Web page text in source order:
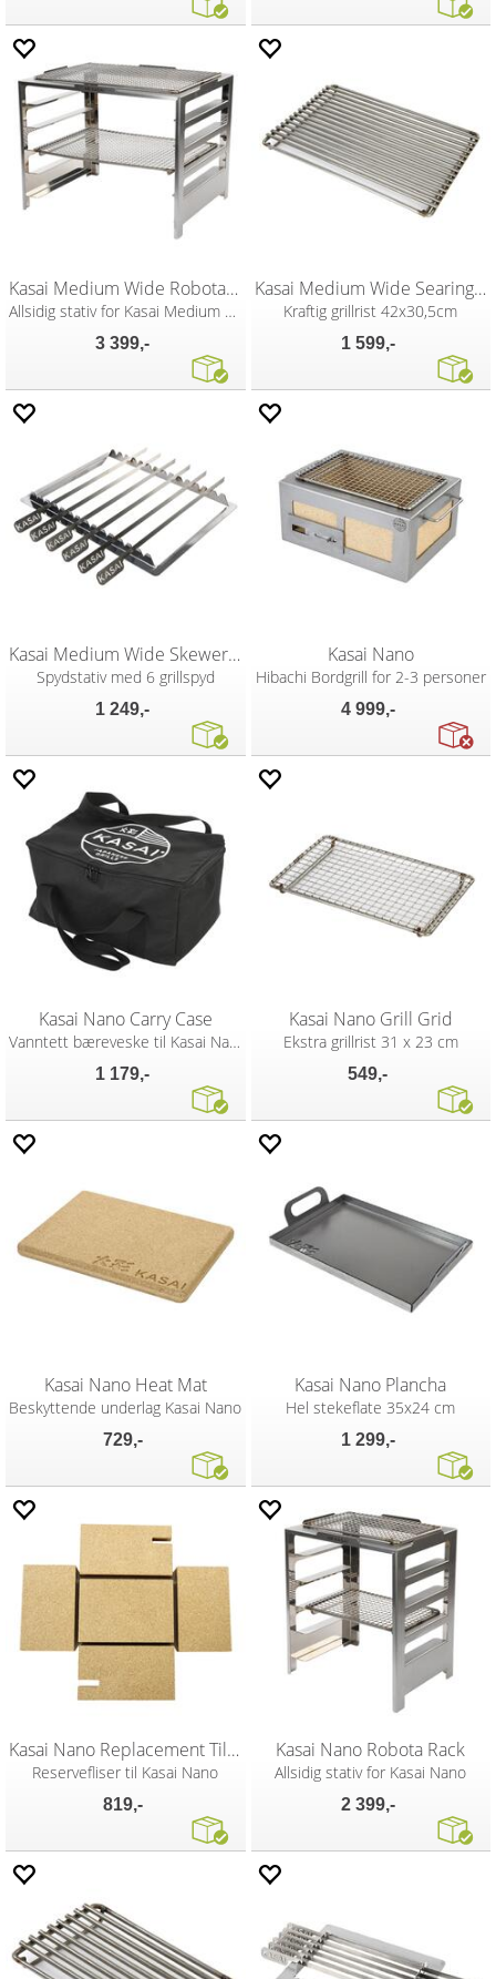
Kasai Medium Wide Robota Rack
Allsidig stativ for Kasai Medium Wide
3 399,-
Kasai Medium Wide Searing Grate
Kraftig grillrist 42x30,5cm
1 599,-
Kasai Medium Wide Skewer Rack
Spydstativ med 6 grillspyd
1 249,-
Kasai Nano
Hibachi Bordgrill for 2-3 personer
4 999,-
Kasai Nano Carry Case
Vanntett bæreveske til Kasai Nano
1 179,-
Kasai Nano Grill Grid
Ekstra grillrist 31 x 23 cm
549,-
Kasai Nano Heat Mat
Beskyttende underlag Kasai Nano
729,-
Kasai Nano Plancha
Hel stekeflate 35x24 cm
1 299,-
Kasai Nano Replacement Tiles
Reservefliser til Kasai Nano
819,-
Kasai Nano Robota Rack
Allsidig stativ for Kasai Nano
2 399,-